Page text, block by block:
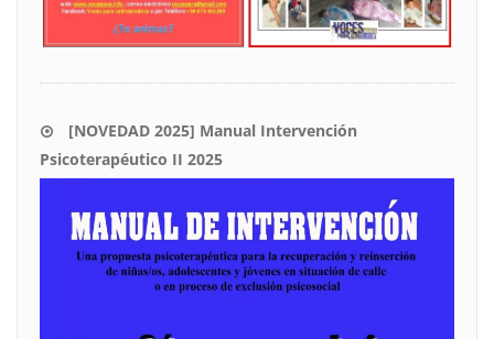
[NOVEDAD 2025] Manual Intervención
Psicoterapéutico II 2025